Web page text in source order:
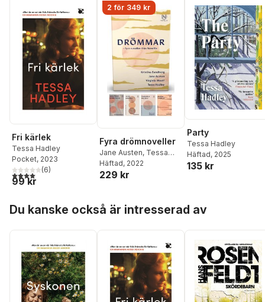
Fri kärlek
Tessa Hadley
Pocket, 2023
4,0utav 5 stjärnor. Totalt antal röster:
(6)
99 kr
2 för 349 kr
Fyra drömnoveller
Jane Austen, Tessa
Hadley,Kristina
Sandberg
Häftad, 2022
229 kr
Party
Tessa Hadley
Häftad, 2025
135 kr
Du kanske också är intresserad av